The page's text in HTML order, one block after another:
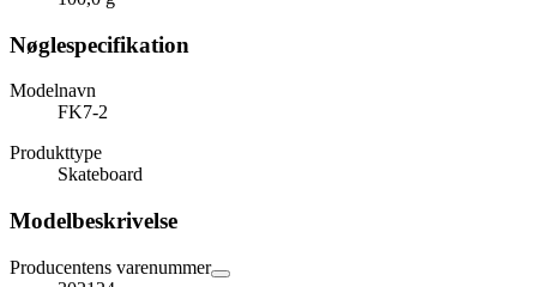
Nøglespecifikation
Modelnavn
FK7-2
Produkttype
Skateboard
Modelbeskrivelse
Producentens varenummer